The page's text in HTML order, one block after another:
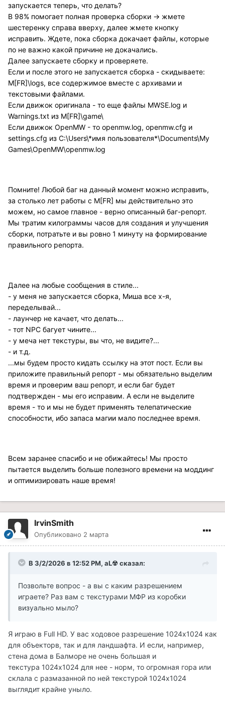
запускается теперь, что делать?
В 98% помогает полная проверка сборки -> жмете
шестеренку справа вверху, далее жмете кнопку
исправить. Ждете, пока сборка докачает файлы, которые
по не важно какой причине не докачались.
Далее запускаете сборку и проверяете.
Если и после этого не запускается сборка - скидываете:
M[FR]\logs, все содержимое вместе с архивами и
текстовыми файлами.
Если движок оригинала - то еще файлы MWSE.log и
Warnings.txt из M[FR]\game\
Если движок OpenMW - то openmw.log, openmw.cfg и
settings.cfg из C:\Users\*имя пользователя*\Documents\My
Games\OpenMW\openmw.log
Помните! Любой баг на данный момент можно исправить,
за столько лет работы с M[FR] мы действительно это
можем, но самое главное - верно описанный баг-репорт.
Мы тратим килограммы часов для создания и улучшения
сборки, потратьте и вы ровно 1 минуту на формирование
правильного репорта.
Далее на любые сообщения в стиле...
- у меня не запускается сборка, Миша все х-я,
переделывай...
- лаунчер не качает, что делать...
- тот NPC багует чините...
- у меча нет текстуры, вы что, не видите?...
- и т.д.
...мы будем просто кидать ссылку на этот пост. Если вы
приложите правильный репорт - мы обязательно выделим
время и проверим ваш репорт, и если баг будет
подтвержден - мы его исправим. А если не выделите
время - то и мы не будет применять телепатические
способности, ибо запаса магии мало последнее время.
Всем заранее спасибо и не обижайтесь! Мы просто
пытается выделить больше полезного времени на моддинг
и оптимизировать наше время!
IrvinSmith
Опубликовано 2 марта
В 3/2/2026 в 12:52 PM, aL☢ сказал:
Позвольте вопрос - а вы с каким разрешением
играете? Раз вам с текстурами МФР из коробки
визуально мыло?
Я играю в Full HD. У вас ходовое разрешение 1024х1024 как
для объекторв, так и для ландшафта. И если, например,
стена дома в Балморе не очень большая и
текстура 1024х1024 для нее - норм, то огромная гора или
склала с размазанной по ней текстурой 1024х1024
выглядит крайне уныло.